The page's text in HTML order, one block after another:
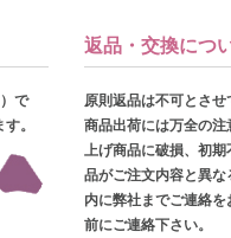
で
。
返品・交換につ
原則返品は不可とさせ
商品出荷には万全の
上げ商品に破損、初
品がご注文内容と異
内に弊社までご連絡
前にご連絡下さい。